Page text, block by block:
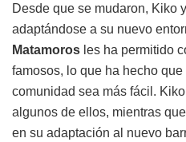
Desde que se mudaron, Kiko
adaptándose a su nuevo
Matamoros les ha permitido
famosos, lo que ha hecho
comunidad sea más fácil.
algunos de ellos, mientras
en su adaptación al nuevo